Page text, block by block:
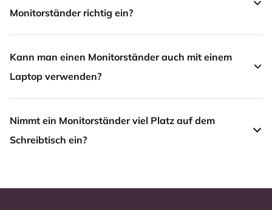
Monitorständer richtig ein?
Kann man einen Monitorständer auch mit einem
Laptop verwenden?
Nimmt ein Monitorständer viel Platz auf dem
Schreibtisch ein?